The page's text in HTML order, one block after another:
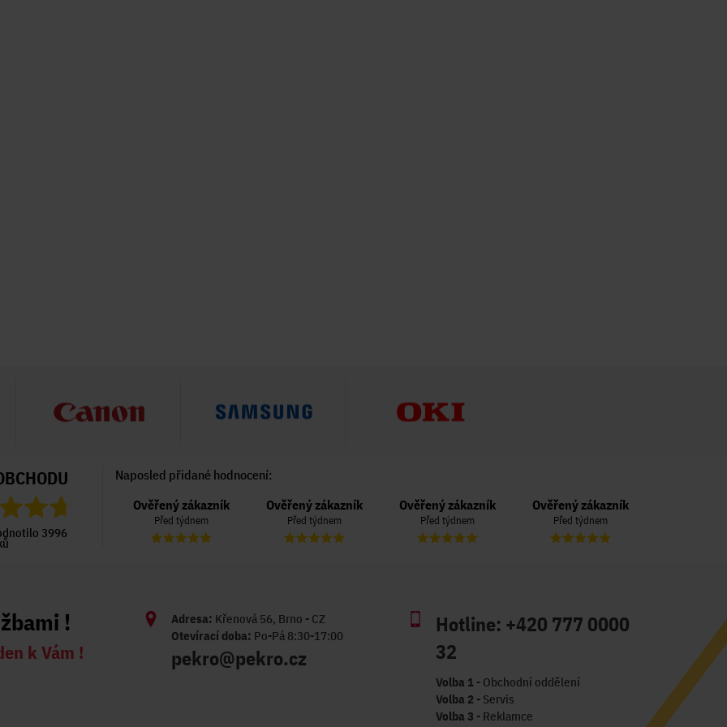
3996
Naposled přidané hodnocení:
Ověřený zákazník
Před 4 dny
Ověřený zákazník
Před týdnem
Ověřený zákazník
Před týdnem
Ověřený zákazník
Před týdnem
Ověřený zákazník
Před týdnem
!
k Vám !
Adresa: Křenová 56, Brno - CZ
Otevírací doba: Po-Pá 8:30-17:00
pekro@pekro.cz
Hotline: +420 777 0000
32
Volba 1 - Obchodní oddělení
Volba 2 - Servis
Volba 3 - Reklamce